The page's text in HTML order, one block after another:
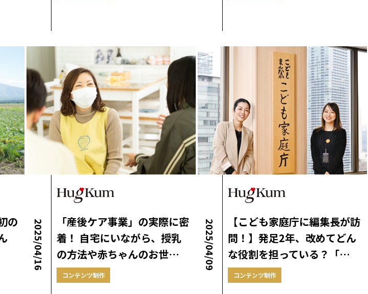
の
2025/04/16
「産後ケア事業」の実際に密
着！ ⾃宅にいながら、授乳
の方法や⾚ちゃんのお世…
コンテンツ制作
2025/04/09
【こども家庭庁に編集長が訪
問！】発足2年、改めてどん
な役割を担っている？「…
コンテンツ制作